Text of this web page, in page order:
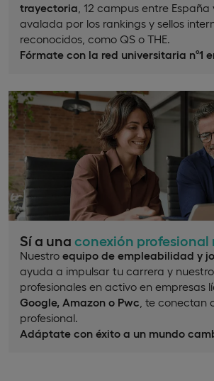
trayectoria , 12 campus entre
avalada por los rankings y sellos
reconocidos, como QS o THE.
Fórmate con la red universitaria nº1
Sí a una conexión profesional
Nuestro equipo de empleabilidad y
ayuda a impulsar tu carrera y
profesionales en activo en empresas
Google, Amazon o Pwc , te conectan
profesional.
Adáptate con éxito a un mundo